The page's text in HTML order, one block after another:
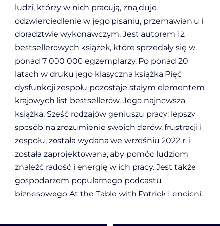
ludzi, którzy w nich pracują, znajduje
odzwierciedlenie w jego pisaniu, przemawianiu i
doradztwie wykonawczym. Jest autorem 12
bestsellerowych książek, które sprzedały się w
ponad 7 000 000 egzemplarzy. Po ponad 20
latach w druku jego klasyczna książka Pięć
dysfunkcji zespołu pozostaje stałym elementem
krajowych list bestsellerów. Jego najnowsza
książka, Sześć rodzajów geniuszu pracy: lepszy
sposób na zrozumienie swoich darów, frustracji i
zespołu, została wydana we wrześniu 2022 r. i
została zaprojektowana, aby pomóc ludziom
znaleźć radość i energię w ich pracy. Jest także
gospodarzem popularnego podcastu
biznesowego At the Table with Patrick Lencioni.